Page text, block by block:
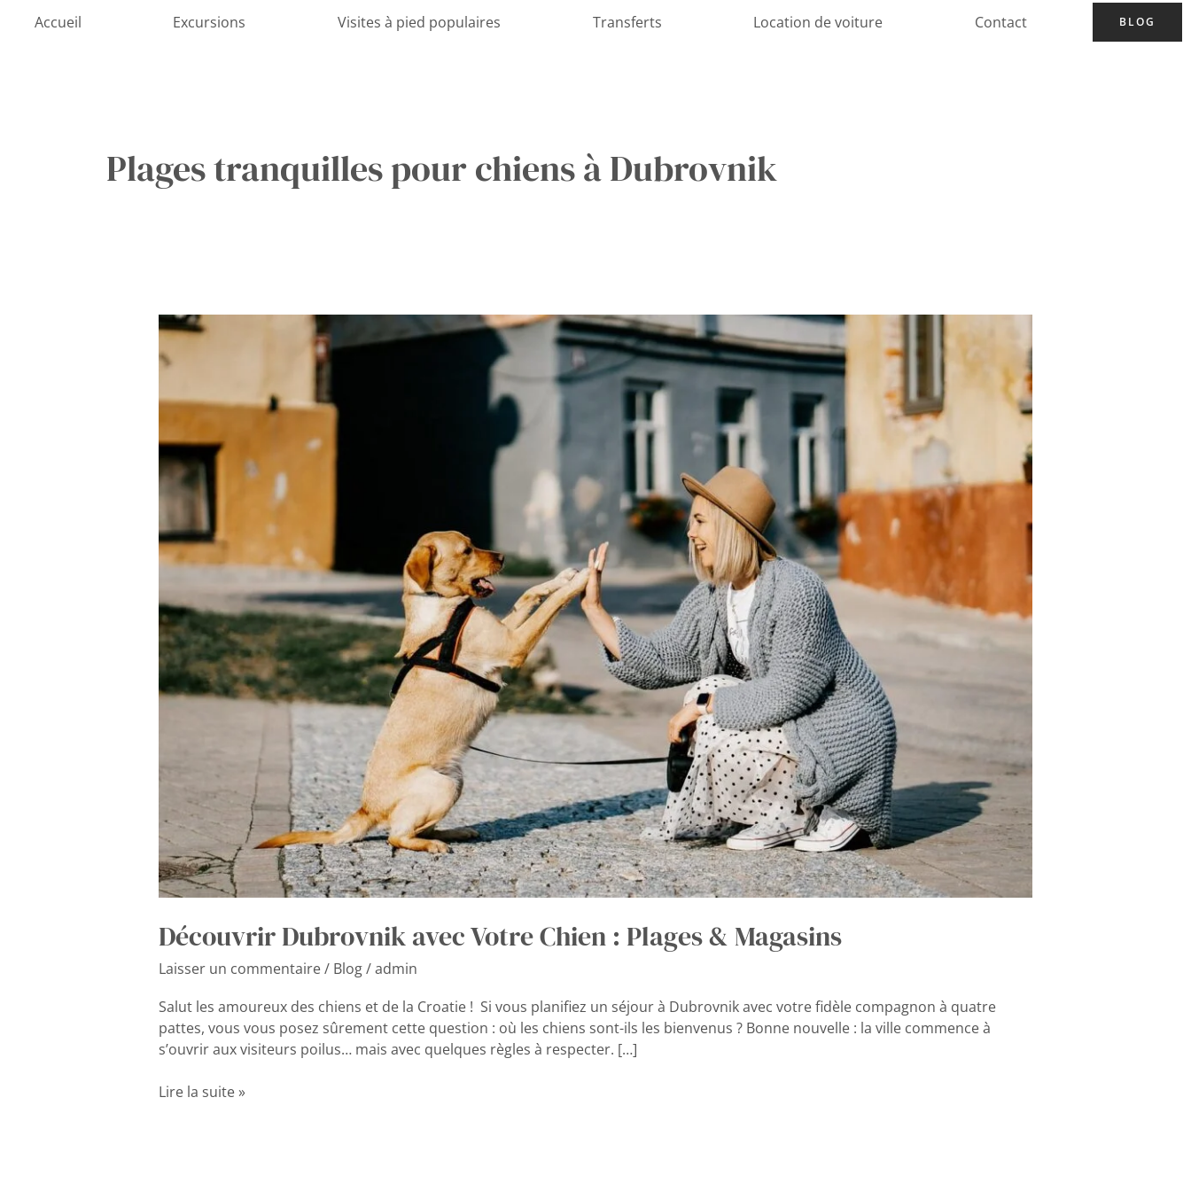
Accueil Excursions Visites à pied populaires Transferts Location de voiture Contact BLOG
Plages tranquilles pour chiens à Dubrovnik
Découvrir Dubrovnik avec Votre Chien : Plages & Magasins
Laisser un commentaire/ Blog/admin
Salut les amoureux des chiens et de la Croatie ! Si vous planifiez un séjour à Dubrovnik avec votre fidèle compagnon à quatre
pattes, vous vous posez sûrement cette question : où les chiens sont-ils les bienvenus ? Bonne nouvelle : la ville commence à
s’ouvrir aux visiteurs poilus… mais avec quelques règles à respecter. […]
Découvrir
avec
Chien
Plages
&
Magasins
Lire la suite »